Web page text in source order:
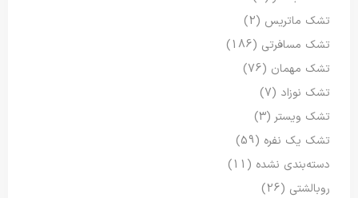
تشک ماتریس (2)
تشک مسافرتی (186)
تشک مهمان (76)
تشک نوزاد (7)
تشک ویستر (3)
تشک یک نفره (59)
دسته‌بندی نشده (11)
روبالشتی (26)